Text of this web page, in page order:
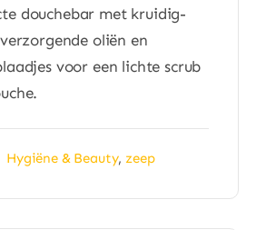
douchebar met kruidig-
oliën en
voor een lichte scrub
Hygiëne & Beauty,zeep